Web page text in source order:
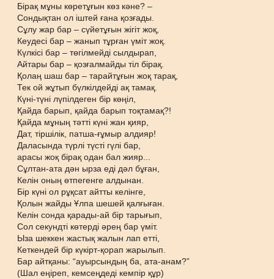
Бірақ мұны көретұғын көз кәне? –
Сондықтан ол іштей ғана қозғады.
Сұлу жар бар – сүйетұғын жігіт жоқ,
Кеудесі бар – жанып тұрған үміт жоқ.
Күлкісі бар – төгілмейді сылдырап,
Айтары бар – қозғалмайды тіл бірақ.
Қолаң шаш бар – тарайтұғын жоқ тарақ,
Тек ой жұтып бүлкілдейді ақ тамақ.
Күні-түні лүпілдеген бір көңіл,
Қайда барып, қайда барып тоқтамақ?!
Қайда мұның тәтті күні жан қияр,
Дат, тіршілік, патша-ғұмыр алдияр!
Даласында түрлі түсті гүлі бар,
арасы жоқ бірақ одан бал жияр...
Сұлтан-ата дән ырза еді дәл бұған,
Келін оның өтпегенге алдынан.
Бір күні ол рұқсат айтты келінге,
Қолын жайды Ұлпа шешей қалғыған.
Келін сонда қарады-ай бір тарығып,
Сол секундті көтерді әрең бар үміт.
Ыза шеккен жастық жалын лап етті,
Кеткендей бір күкірт-қорап жарылып.
Бар айтқаны: “ауырсындың ба, ата-анам?”
(Шал еңіреп, кемсеңдеді кемпір құр)